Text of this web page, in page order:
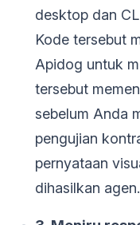
desktop dan
Kode tersebut
Apidog untuk
tersebut
sebelum Anda
pengujian
pernyataan
dihasilkan agen.